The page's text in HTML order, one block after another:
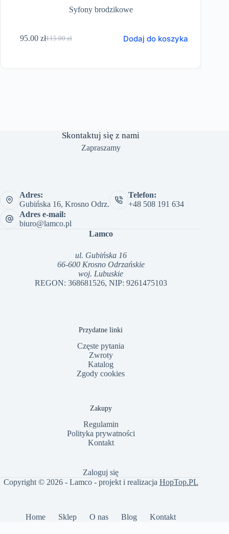
Syfony brodzikowe
115.00zł
Pierwotna
95.00 złAktualna
Dodaj do koszyka
Skontaktuj się z nami
Zapraszamy
Adres:
Gubińska 16, Krosno Odrz.
Telefon:
+48 508 191 634
Adres e-mail:
biuro@lamco.pl
Lamco
ul. Gubińska 16
66-600 Krosno Odrzańskie
woj. Lubuskie
REGON: 368681526, NIP: 9261475103
Przydatne linki
Częste pytania
Zwroty
Katalog
Zgody cookies
Zakupy
Regulamin
Polityka prywatności
Kontakt
Zaloguj się
Copyright © 2026 - Lamco - projekt i realizacja HopTop.PL
Home Sklep O nas Blog Kontakt